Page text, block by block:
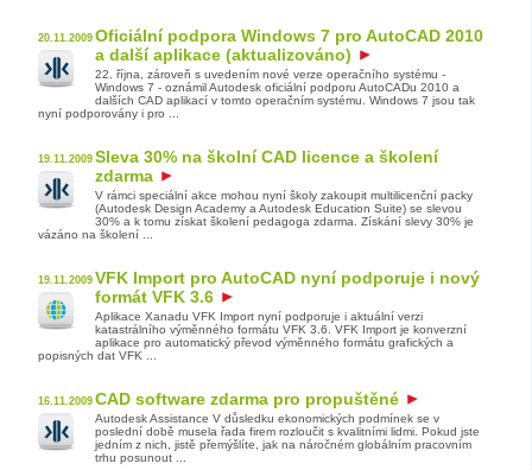
20.11.2009 Oficiální podpora Windows 7 pro AutoCAD 2010
a další aplikace (aktualizováno)
22. října, zároveň s uvedením nové verze operačního systému -
Windows 7 - oznámil Autodesk oficiální podporu AutoCADu 2010 a
dalších CAD aplikací v tomto operačním systému. Windows 7 jsou tak
nyní podporovány i pro ...
19.11.2009 Sleva 30% na školní CAD licence a školení
zdarma
V rámci speciální akce mohou nyní školy zakoupit multilicenční packy
(Autodesk Design Academy a Autodesk Education Suite) se slevou
30% a k tomu získat školení pedagoga zdarma. Získání slevy 30% je
vázáno na školení ...
19.11.2009 VFK Import pro AutoCAD nyní podporuje i nový
formát VFK 3.6
Aplikace Xanadu VFK Import nyní podporuje i aktuální verzi
katastrálního výměnného formátu VFK 3.6. VFK Import je konverzní
aplikace pro automatický převod výměnného formátu grafických a
popisných dat VFK ...
16.11.2009 CAD software zdarma pro propuštěné
Autodesk Assistance V důsledku ekonomických podmínek se v
poslední době musela řada firem rozloučit s kvalitními lidmi. Pokud jste
jedním z nich, jistě přemýšlíte, jak na náročném globálním pracovním
trhu posunout ...